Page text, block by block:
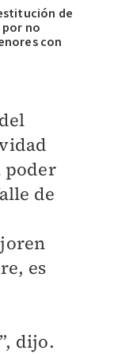
de
no
con
poder
de
es
dijo.